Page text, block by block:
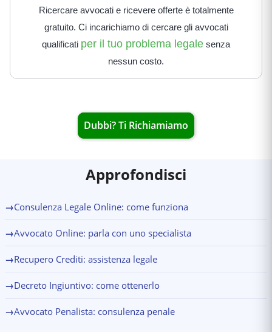
Ricercare avvocati e ricevere offerte è totalmente
gratuito. Ci incarichiamo di cercare gli avvocati
qualificati per il tuo problema legale senza
nessun costo.
Dubbi? Ti Richiamiamo
Approfondisci
→Consulenza Legale Online: come funziona
→Avvocato Online: parla con uno specialista
→Recupero Crediti: assistenza legale
→Decreto Ingiuntivo: come ottenerlo
→Avvocato Penalista: consulenza penale